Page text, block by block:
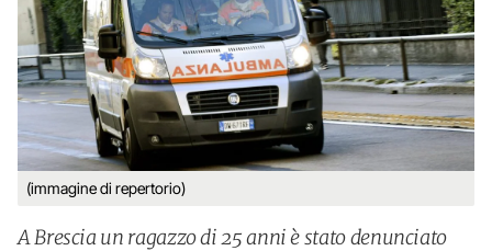
(immagine di repertorio)
A Brescia un ragazzo di 25 anni è stato denunciato